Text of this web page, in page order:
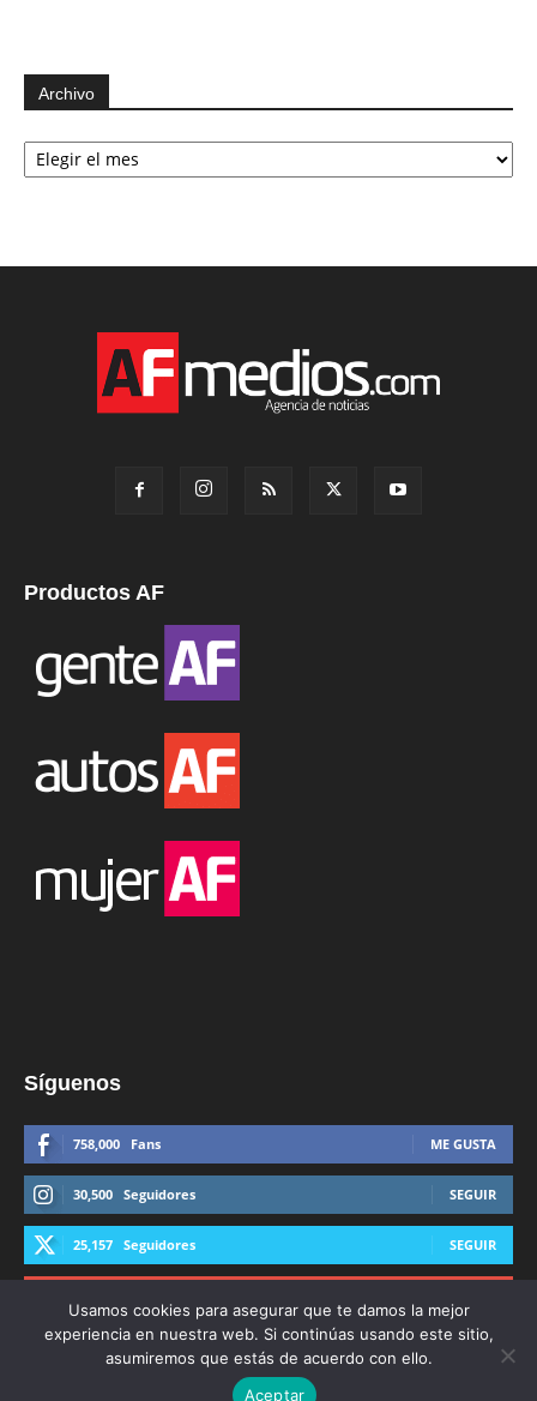
Archivo
Archivo
Productos AF
Síguenos
758,000 Fans ME GUSTA
30,500 Seguidores SEGUIR
25,157 Seguidores SEGUIR
Usamos cookies para asegurar que te damos la mejor
experiencia en nuestra web. Si continúas usando este sitio,
asumiremos que estás de acuerdo con ello.
Aceptar